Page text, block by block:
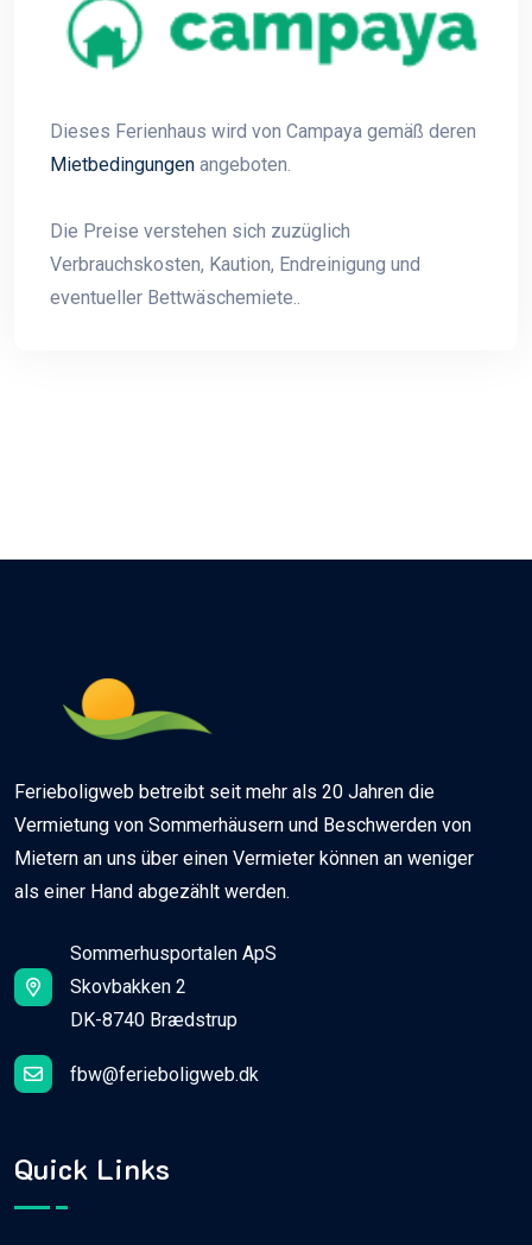
Dieses Ferienhaus wird von Campaya gemäß deren
Mietbedingungen angeboten.
Die Preise verstehen sich zuzüglich
Verbrauchskosten, Kaution, Endreinigung und
eventueller Bettwäschemiete..
Ferieboligweb betreibt seit mehr als 20 Jahren die
Vermietung von Sommerhäusern und Beschwerden von
Mietern an uns über einen Vermieter können an weniger
als einer Hand abgezählt werden.
Sommerhusportalen ApS
Skovbakken 2
DK-8740 Brædstrup
fbw@ferieboligweb.dk
Quick Links